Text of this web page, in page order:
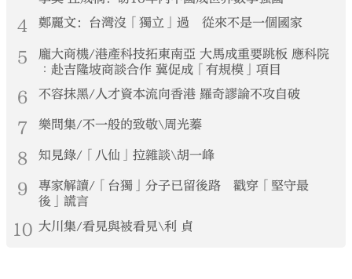
4 鄭麗文：台灣沒「獨立」過 從來不是一個國家
5
龐大商機/港產科技拓東南亞 大馬成重要跳板 應科院
︰赴吉隆坡商談合作 冀促成「有規模」項目
6 不容抹黑/人才資本流向香港 羅奇謬論不攻自破
7 樂問集/不一般的致敬\周光蓁
8 知見錄/「八仙」拉雜談\胡一峰
9
專家解讀/「台獨」分子已留後路 戳穿「堅守最
後」謊言
10 大川集/看見與被看見\利 貞